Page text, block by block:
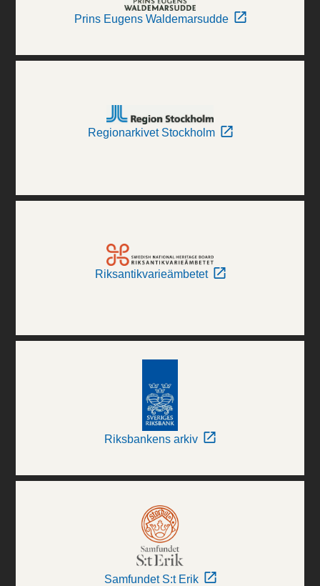
Prins Eugens Waldemarsudde
Regionarkivet Stockholm
Riksantikvarieämbetet
Riksbankens arkiv
Samfundet S:t Erik